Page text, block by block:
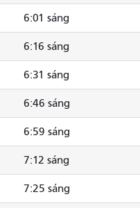
6:01 sáng
6:16 sáng
6:31 sáng
6:46 sáng
6:59 sáng
7:12 sáng
7:25 sáng